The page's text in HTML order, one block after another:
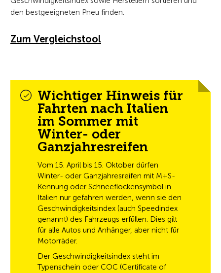
den bestgeeigneten Pneu finden.
Zum Vergleichstool
Wichtiger Hinweis für
Fahrten nach Italien
im Sommer mit
Winter- oder
Ganzjahresreifen
Vom 15. April bis 15. Oktober dürfen
Winter- oder Ganzjahresreifen mit M+S-
Kennung oder Schneeflockensymbol in
Italien nur gefahren werden, wenn sie den
Geschwindigkeitsindex (auch Speedindex
genannt) des Fahrzeugs erfüllen. Dies gilt
für alle Autos und Anhänger, aber nicht für
Motorräder.
Der Geschwindigkeitsindex steht im
Typenschein oder COC (Certificate of